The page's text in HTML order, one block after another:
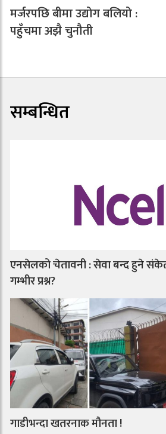
मर्जरपछि बीमा उद्योग बलियो :
पहुँचमा अझै चुनौती
सम्बन्धित
एनसेलको चेतावनी : सेवा बन्द हुने
गम्भीर प्रश्न?
गाडीभन्दा खतरनाक मौनता !